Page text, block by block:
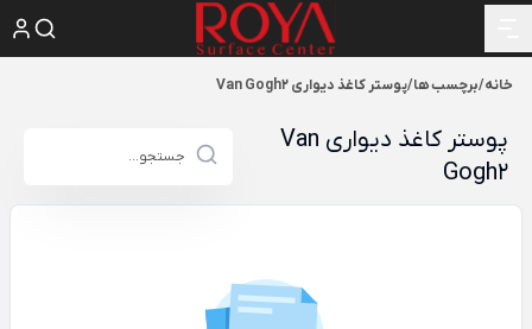
خانه/برچسب ها/پوستر کاغذ دیواری Van Gogh2
پوستر کاغذ دیواری Van
Gogh2